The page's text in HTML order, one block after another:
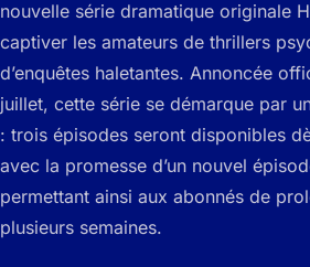
nouvelle série dramatique originale
captiver les amateurs de thrillers
d’enquêtes haletantes. Annoncée
juillet, cette série se démarque par
: trois épisodes seront disponibles
avec la promesse d’un nouvel
permettant ainsi aux abonnés de
plusieurs semaines.